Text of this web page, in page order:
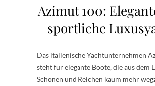
Azimut 100:
sportliche
Das italienische Yachtunternehmen
steht für elegante Boote, die aus dem
Schönen und Reichen kaum mehr